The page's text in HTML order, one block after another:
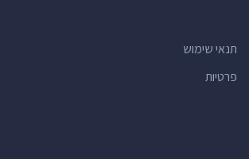
תנאי שימוש
פרטיות